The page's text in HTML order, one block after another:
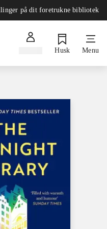
på dit foretrukne bibliotek
Husk Menu